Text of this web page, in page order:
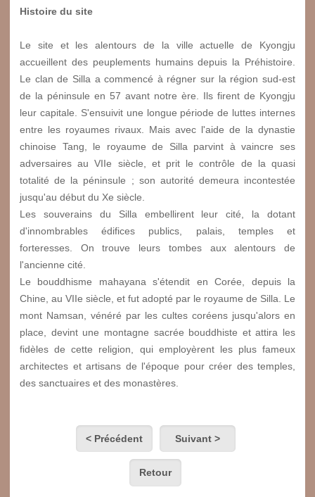
Histoire du site
Le site et les alentours de la ville actuelle de Kyongju
accueillent des peuplements humains depuis la Préhistoire.
Le clan de Silla a commencé à régner sur la région sud-est
de la péninsule en 57 avant notre ère. Ils firent de Kyongju
leur capitale. S'ensuivit une longue période de luttes internes
entre les royaumes rivaux. Mais avec l'aide de la dynastie
chinoise Tang, le royaume de Silla parvint à vaincre ses
adversaires au VIIe siècle, et prit le contrôle de la quasi
totalité de la péninsule ; son autorité demeura incontestée
jusqu'au début du Xe siècle.
Les souverains du Silla embellirent leur cité, la dotant
d'innombrables édifices publics, palais, temples et
forteresses. On trouve leurs tombes aux alentours de
l'ancienne cité.
Le bouddhisme mahayana s'étendit en Corée, depuis la
Chine, au VIIe siècle, et fut adopté par le royaume de Silla. Le
mont Namsan, vénéré par les cultes coréens jusqu'alors en
place, devint une montagne sacrée bouddhiste et attira les
fidèles de cette religion, qui employèrent les plus fameux
architectes et artisans de l'époque pour créer des temples,
des sanctuaires et des monastères.
< Précédent Suivant >
Retour